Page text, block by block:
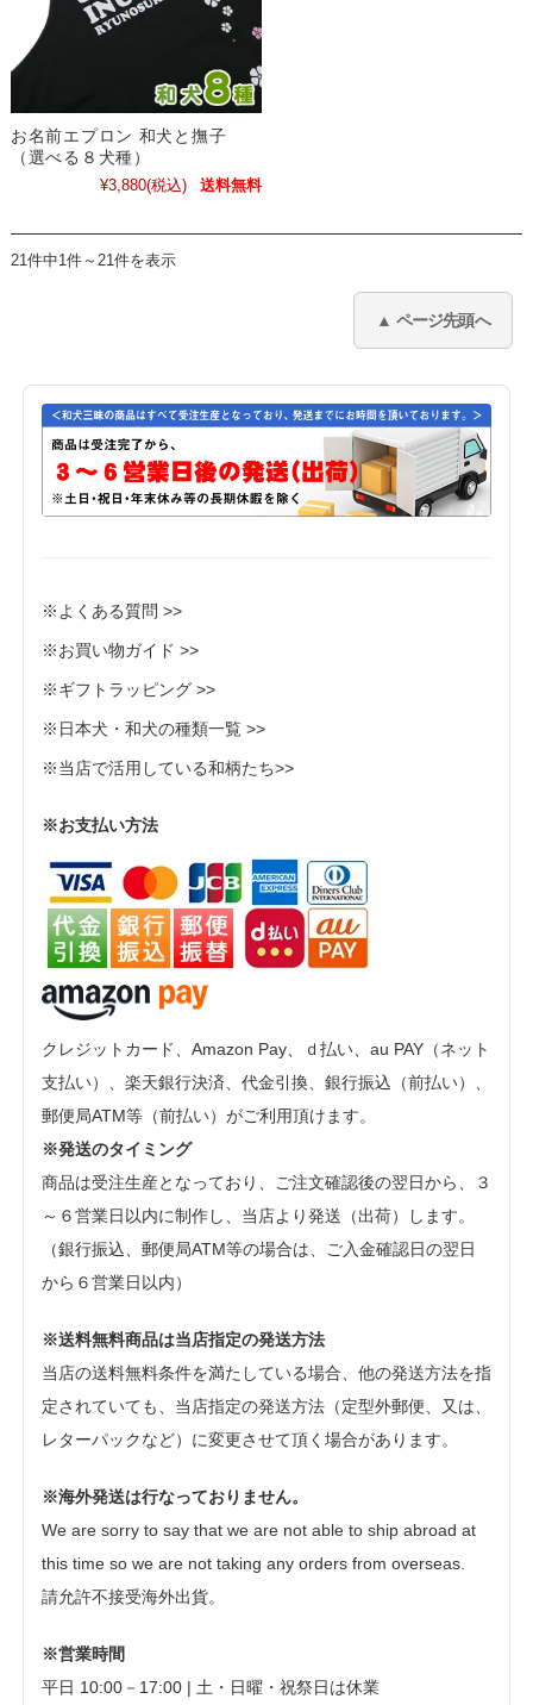
お名前エプロン 和犬と撫子
（選べる８犬種）
¥3,880(税込) 送料無料
21件中1件～21件を表示
※よくある質問 >>
※お買い物ガイド >>
※ギフトラッピング >>
※日本犬・和犬の種類一覧 >>
※当店で活用している和柄たち>>
※お支払い方法
クレジットカード、Amazon Pay、ｄ払い、au PAY（ネット
支払い）、楽天銀行決済、代金引換、銀行振込（前払い）、
郵便局ATM等（前払い）がご利用頂けます。
※発送のタイミング
商品は受注生産となっており、ご注文確認後の翌日から、３
～６営業日以内に制作し、当店より発送（出荷）します。
（銀行振込、郵便局ATM等の場合は、ご入金確認日の翌日
から６営業日以内）
※送料無料商品は当店指定の発送方法
当店の送料無料条件を満たしている場合、他の発送方法を指
定されていても、当店指定の発送方法（定型外郵便、又は、
レターパックなど）に変更させて頂く場合があります。
※海外発送は行なっておりません。
We are sorry to say that we are not able to ship abroad at
this time so we are not taking any orders from overseas.
請允許不接受海外出貨。
※営業時間
平日 10:00－17:00 | 土・日曜・祝祭日は休業